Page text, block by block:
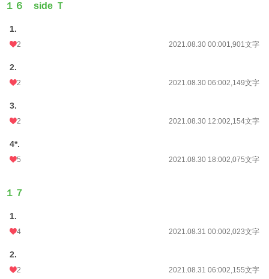
１６ side Ｔ
1.
2 2021.08.30 00:001,901文字
2.
2 2021.08.30 06:002,149文字
3.
2 2021.08.30 12:002,154文字
4*.
5 2021.08.30 18:002,075文字
１７
1.
4 2021.08.31 00:002,023文字
2.
2 2021.08.31 06:002,155文字